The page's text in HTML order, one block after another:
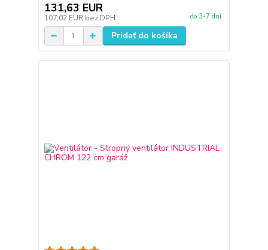
131,63 EUR
107,02 EUR bez DPH do 3-7 dní
Pridať do košíka